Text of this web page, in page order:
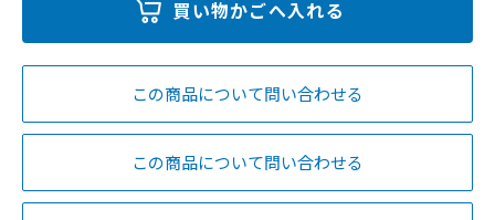
この商品について問い合わせる
この商品について問い合わせる